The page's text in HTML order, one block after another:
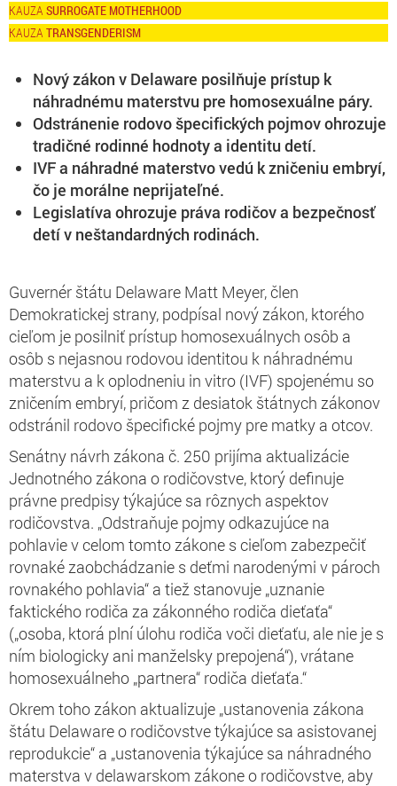
SURROGATE MOTHERHOOD
TRANSGENDERISM
Nový zákon v Delaware posilňuje prístup k
náhradnému materstvu pre homosexuálne páry.
Odstránenie rodovo špecifických pojmov ohrozuje
tradičné rodinné hodnoty a identitu detí.
IVF a náhradné materstvo vedú k zničeniu embryí,
čo je morálne neprijateľné.
Legislatíva ohrozuje práva rodičov a bezpečnosť
detí v neštandardných rodinách.
Guvernér štátu Delaware Matt Meyer, člen
Demokratickej strany, podpísal nový zákon, ktorého
cieľom je posilniť prístup homosexuálnych osôb a
osôb s nejasnou rodovou identitou k náhradnému
materstvu a k oplodneniu in vitro (IVF) spojenému so
zničením embryí, pričom z desiatok štátnych zákonov
odstránil rodovo špecifické pojmy pre matky a otcov.
Senátny návrh zákona č. 250 prijíma aktualizácie
Jednotného zákona o rodičovstve, ktorý definuje
právne predpisy týkajúce sa rôznych aspektov
rodičovstva. „Odstraňuje pojmy odkazujúce na
pohlavie v celom tomto zákone s cieľom zabezpečiť
rovnaké zaobchádzanie s deťmi narodenými v pároch
rovnakého pohlavia“ a tiež stanovuje „uznanie
faktického rodiča za zákonného rodiča dieťaťa“
(„osoba, ktorá plní úlohu rodiča voči dieťaťu, ale nie je s
ním biologicky ani manželsky prepojená“), vrátane
homosexuálneho „partnera“ rodiča dieťaťa.“
Okrem toho zákon aktualizuje „ustanovenia zákona
štátu Delaware o rodičovstve týkajúce sa asistovanej
reprodukcie“ a „ustanovenia týkajúce sa náhradného
materstva v delawarskom zákone o rodičovstve, aby